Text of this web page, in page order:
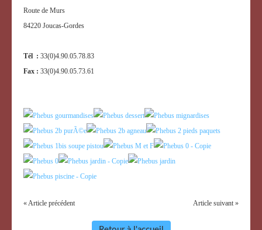
Route de Murs
84220 Joucas-Gordes
Tél : 33(0)4.90.05.78.83
Fax : 33(0)4.90.05.73.61
« Article précédent Article suivant »